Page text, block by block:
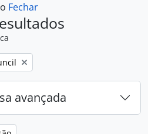
Fechar
avançada